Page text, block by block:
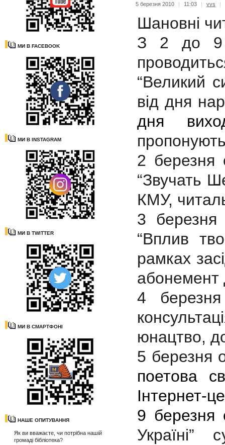
МИ В FACEBOOK
МИ В INSTAGRAM
МИ В TWITTER
МИ В СМАРТФОНІ
НАШЕ ОПИТУВАННЯ
Як ви вважаєте, чи потрібна нашій
громаді бібліотека?
5 березня 2010 | 11:03 | vvs |
Шановні
З 2 до 9
“Великий
від дня
дня
2 березня
“Звучать
КМУ,
3 березня
“Вплив
рамках
абонемент
4
юнацтво,
5 березня
поетова
Інтернет-
9 березня
Україні”